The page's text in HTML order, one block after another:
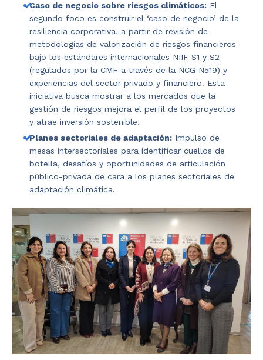
Caso de negocio sobre riesgos climáticos: El
segundo foco es construir el ‘caso de negocio’ de la
resiliencia corporativa, a partir de revisión de
metodologías de valorización de riesgos financieros
bajo los estándares internacionales NIIF S1 y S2
(regulados por la CMF a través de la NCG N519) y
experiencias del sector privado y financiero. Esta
iniciativa busca mostrar a los mercados que la
gestión de riesgos mejora el perfil de los proyectos
y atrae inversión sostenible.
Planes sectoriales de adaptación: Impulso de
mesas intersectoriales para identificar cuellos de
botella, desafíos y oportunidades de articulación
público-privada de cara a los planes sectoriales de
adaptación climática.